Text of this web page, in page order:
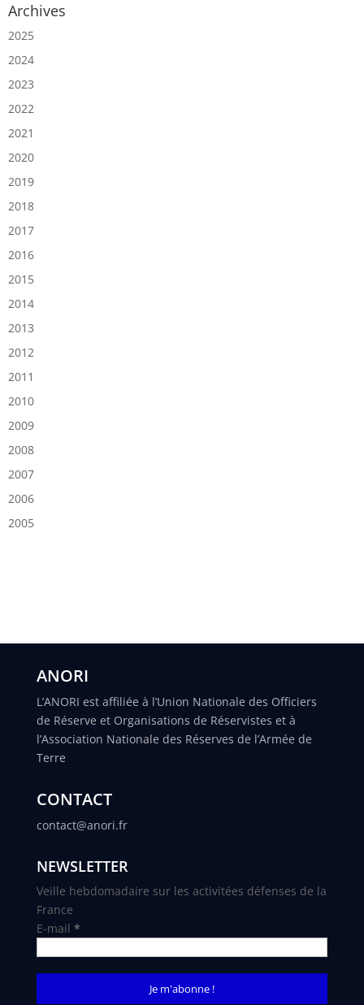
Archives
2025
2024
2023
2022
2021
2020
2019
2018
2017
2016
2015
2014
2013
2012
2011
2010
2009
2008
2007
2006
2005
ANORI
L’ANORI est affiliée à l’Union Nationale des Officiers
de Réserve et Organisations de Réservistes et à
l’Association Nationale des Réserves de l’Armée de
Terre
CONTACT
contact@anori.fr
NEWSLETTER
Veille hebdomadaire sur les activitées défenses de la
France
E-mail *